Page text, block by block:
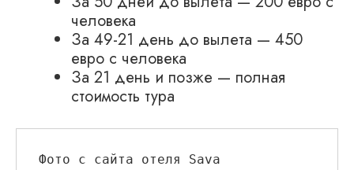
человека
За 49-21 день до вылета — 450
евро с человека
За 21 день и позже — полная
стоимость тура
Фото с сайта отеля Sava